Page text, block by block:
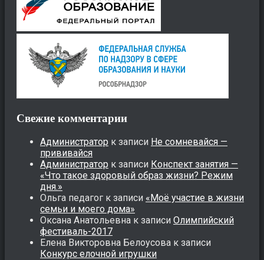
Свежие комментарии
Администратор к записи Не сомневайся —
прививайся
Администратор к записи Конспект занятия —
«Что такое здоровый образ жизни? Режим
дня.»
Ольга педагог к записи «Моё участие в жизни
семьи и моего дома»
Оксана Анатольевна к записи Олимпийский
фестиваль-2017
Елена Викторовна Белоусова к записи
Конкурс елочной игрушки